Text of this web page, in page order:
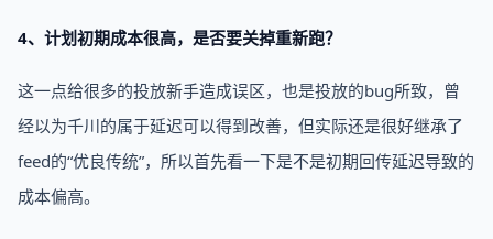
4、计划初期成本很高，是否要关掉重新跑？
这一点给很多的投放新手造成误区，也是投放的bug所致，曾
经以为千川的属于延迟可以得到改善，但实际还是很好继承了
feed的“优良传统”，所以首先看一下是不是初期回传延迟导致的
成本偏高。